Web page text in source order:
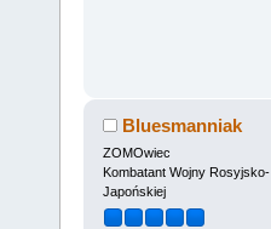
Bluesmanniak
ZOMOwiec
Kombatant Wojny Rosyjsko-
Japońskiej